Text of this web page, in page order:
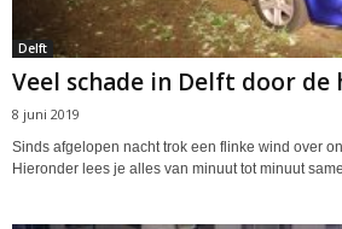
Delft
Veel schade in Delft door de
8 juni 2019
Sinds afgelopen nacht trok een flinke wind over
Hieronder lees je alles van minuut tot minuut